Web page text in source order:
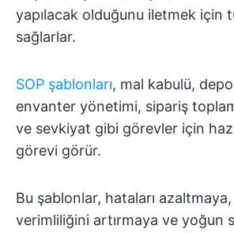
yapılacak olduğunu iletmek için
sağlarlar.
SOP şablonları, mal kabulü,
envanter yönetimi, sipariş
ve sevkiyat gibi görevler için
görevi görür.
Bu şablonlar, hataları
verimliliğini artırmaya ve yoğun